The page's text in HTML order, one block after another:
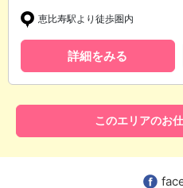
恵比寿駅より徒歩圏内
詳細をみる
このエリアのお